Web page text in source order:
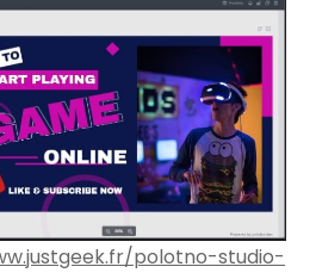
polotno-studio-